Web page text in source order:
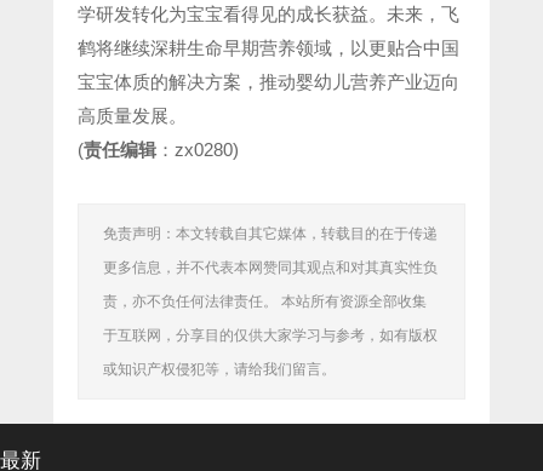
学研发转化为宝宝看得见的成长获益。未来，飞
鹤将继续深耕生命早期营养领域，以更贴合中国
宝宝体质的解决方案，推动婴幼儿营养产业迈向
高质量发展。
(责任编辑 ：zx0280)
免责声明：本文转载自其它媒体，转载目的在于传递
更多信息，并不代表本网赞同其观点和对其真实性负
责，亦不负任何法律责任。 本站所有资源全部收集
于互联网，分享目的仅供大家学习与参考，如有版权
或知识产权侵犯等，请给我们留言。
最新